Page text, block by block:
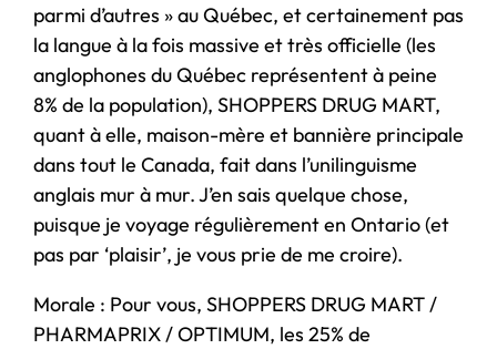
parmi d’autres » au Québec, et certainement pas
la langue à la fois massive et très officielle (les
anglophones du Québec représentent à peine
8% de la population), SHOPPERS DRUG MART,
quant à elle, maison-mère et bannière principale
dans tout le Canada, fait dans l’unilinguisme
anglais mur à mur. J’en sais quelque chose,
puisque je voyage régulièrement en Ontario (et
pas par ‘plaisir’, je vous prie de me croire).
Morale : Pour vous, SHOPPERS DRUG MART /
PHARMAPRIX / OPTIMUM, les 25% de